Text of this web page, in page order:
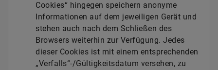
Cookies“ hingegen speichern anonyme
Informationen auf dem jeweiligen Gerät und
stehen auch nach dem Schließen des
Browsers weiterhin zur Verfügung. Jedes
dieser Cookies ist mit einem entsprechenden
„Verfalls“-/Gültigkeitsdatum versehen, zu